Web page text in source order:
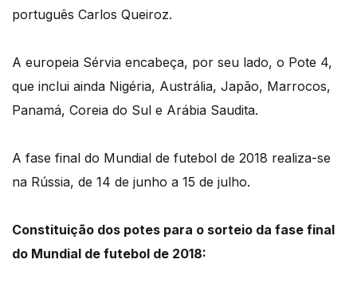
português Carlos Queiroz.
A europeia Sérvia encabeça, por seu lado, o Pote 4,
que inclui ainda Nigéria, Austrália, Japão, Marrocos,
Panamá, Coreia do Sul e Arábia Saudita.
A fase final do Mundial de futebol de 2018 realiza-se
na Rússia, de 14 de junho a 15 de julho.
Constituição dos potes para o sorteio da fase final
do Mundial de futebol de 2018: